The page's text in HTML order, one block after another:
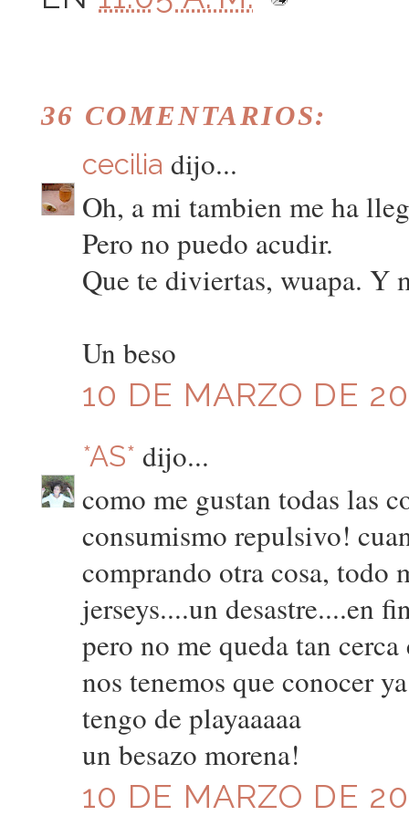
36 COMENTARIOS:
cecilia dijo...
Oh, a mi tambien me ha
Pero no puedo acudir.
Que te diviertas, wuapa. Y
Un beso
10 DE MARZO DE
*AS* dijo...
como me gustan todas las
consumismo repulsivo!
comprando otra cosa, todo
jerseys....un desastre....en
pero no me queda tan
nos tenemos que conocer
tengo de playaaaaa
un besazo morena!
10 DE MARZO DE